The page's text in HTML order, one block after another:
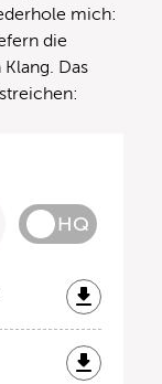
mich:
die
Das
HQ